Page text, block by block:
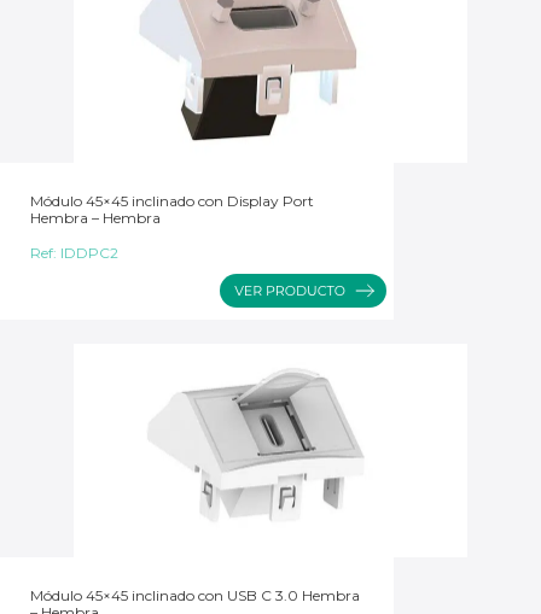
Módulo 45×45 inclinado con Display Port
Hembra – Hembra
Ref: IDDPC2
Módulo 45×45 inclinado con USB C 3.0 Hembra